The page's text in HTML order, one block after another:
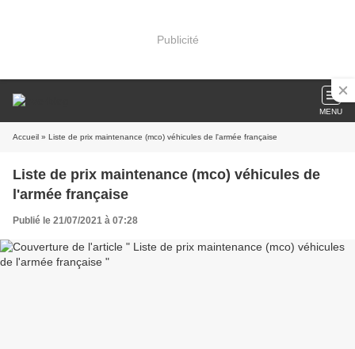
Publicité
MENU
Accueil » Liste de prix maintenance (mco) véhicules de l'armée française
Liste de prix maintenance (mco) véhicules de
l'armée française
Publié le 21/07/2021 à 07:28